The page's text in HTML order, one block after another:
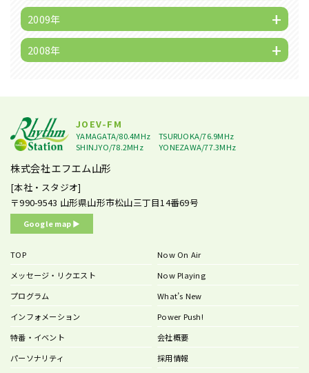
2009年
2008年
JOEV-FM
YAMAGATA/80.4MHz
TSURUOKA/76.9MHz
SHINJYO/78.2MHz
YONEZAWA/77.3MHz
株式会社エフエム山形
[本社・スタジオ]
〒990-9543 山形県山形市松山三丁目14番69号
Google map ▶︎
TOP
メッセージ・リクエスト
プログラム
インフォメーション
特番・イベント
パーソナリティ
Now On Air
Now Playing
What’s New
Power Push!
会社概要
採用情報